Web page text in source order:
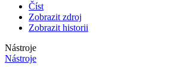
Číst
Zobrazit zdroj
Zobrazit historii
Nástroje
Nástroje